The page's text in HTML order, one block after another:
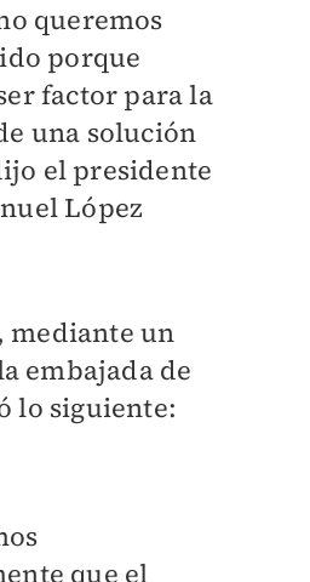
queremos
porque
factor para la
una solución
el presidente
López
mediante un
embajada de
lo siguiente:
que el